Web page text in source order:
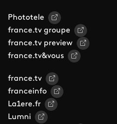
Phototele
france.tv groupe
france.tv preview
france.tv&vous
france.tv
franceinfo
La1ere.fr
Lumni